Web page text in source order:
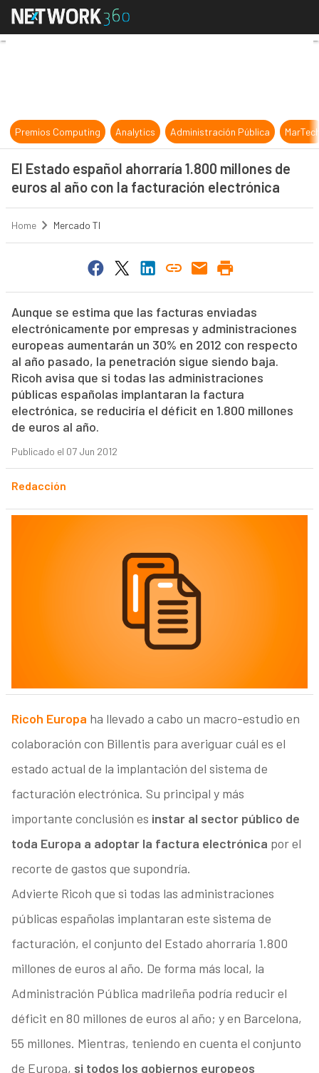
El Estado español ahorraría 1.800
Premios Computing Analytics Administración Pública
El Estado español ahorraría 1.800 millones de
euros al año con la facturación electrónica
Home Mercado TI
Aunque se estima que las facturas enviadas
electrónicamente por empresas y administraciones
europeas aumentarán un 30% en 2012 con respecto
al año pasado, la penetración sigue siendo baja.
Ricoh avisa que si todas las administraciones
públicas españolas implantaran la factura
electrónica, se reduciría el déficit en 1.800 millones
de euros al año.
Publicado el 07 Jun 2012
Redacción
Ricoh Europa ha llevado a cabo un macro-estudio en
colaboración con Billentis para averiguar cuál es el
estado actual de la implantación del sistema de
facturación electrónica. Su principal y más
importante conclusión es instar al sector público de
toda Europa a adoptar la factura electrónica por el
recorte de gastos que supondría.
Advierte Ricoh que si todas las administraciones
públicas españolas implantaran este sistema de
facturación, el conjunto del Estado ahorraría 1.800
millones de euros al año. De forma más local, la
Administración Pública madrileña podría reducir el
déficit en 80 millones de euros al año; y en Barcelona,
55 millones. Mientras, teniendo en cuenta el conjunto
de Europa, si todos los gobiernos europeos